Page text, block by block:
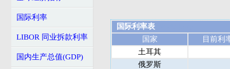
国际利率
LIBOR 同业拆款利率
国内生产总值(GDP)
国际利率表
国家
目前利
土耳其
俄罗斯